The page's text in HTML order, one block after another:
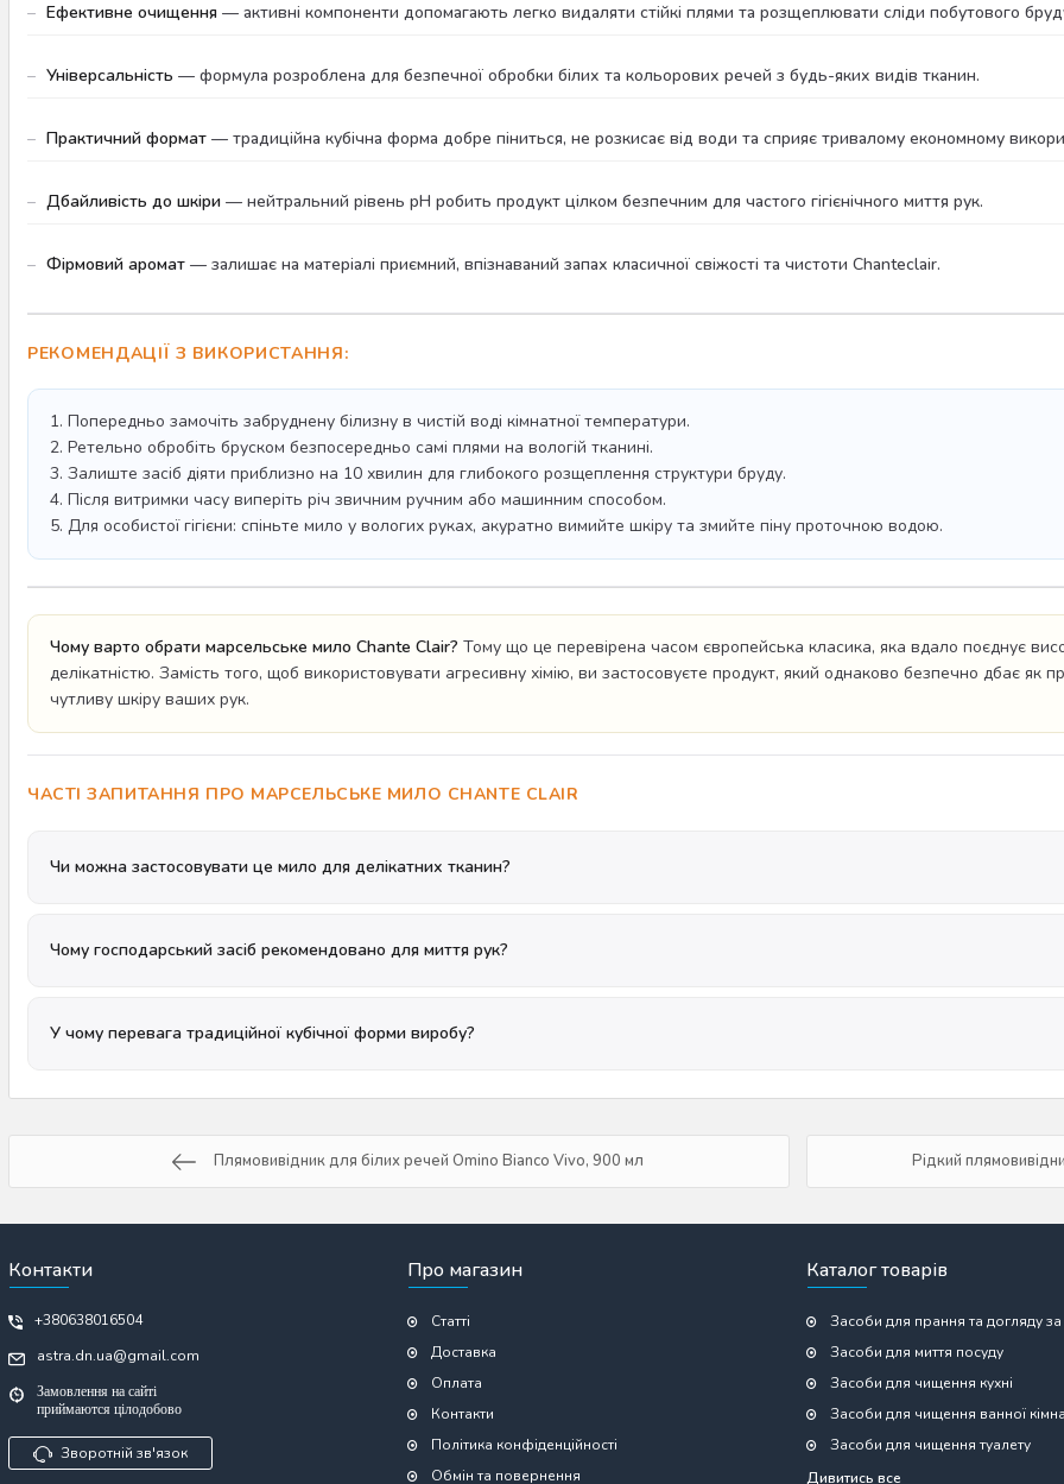
Ефективне очищення — активні компоненти допомагають легко видаляти стійкі плями та розщеплювати сліди побутового
Універсальність — формула розроблена для безпечної обробки білих та кольорових речей з будь-яких видів тканин.
Практичний формат — традиційна кубічна форма добре піниться, не розкисає від води та сприяє тривалому економному
Дбайливість до шкіри — нейтральний рівень pH робить продукт цілком безпечним для частого гігієнічного миття рук.
Фірмовий аромат — залишає на матеріалі приємний, впізнаваний запах класичної свіжості та чистоти Chanteclair.
РЕКОМЕНДАЦІЇ З ВИКОРИСТАННЯ:
1. Попередньо замочіть забруднену білизну в чистій воді кімнатної температури.
2. Ретельно обробіть бруском безпосередньо самі плями на вологій тканині.
3. Залиште засіб діяти приблизно на 10 хвилин для глибокого розщеплення структури бруду.
4. Після витримки часу виперіть річ звичним ручним або машинним способом.
5. Для особистої гігієни: спіньте мило у вологих руках, акуратно вимийте шкіру та змийте піну проточною водою.
Чому варто обрати марсельське мило Chante Clair? Тому що це перевірена часом європейська класика, яка вдало поєднує
делікатністю. Замість того, щоб використовувати агресивну хімію, ви застосовуєте продукт, який однаково безпечно дбає як
чутливу шкіру ваших рук.
ЧАСТІ ЗАПИТАННЯ ПРО МАРСЕЛЬСЬКЕ МИЛО CHANTE CLAIR
Чи можна застосовувати це мило для делікатних тканин?
Чому господарський засіб рекомендовано для миття рук?
У чому перевага традиційної кубічної форми виробу?
Плямовивідник для білих речей Omino Bianco Vivo, 900 мл Рідкий
Контакти
+380638016504
astra.dn.ua@gmail.com
Замовлення на сайті
приймаются цілодобово
Зворотній зв'язок
Про магазин
Статті
Доставка
Оплата
Контакти
Політика конфіденційності
Обмін та повернення
Каталог товарів
Засоби для прання та догляду
Засоби для миття посуду
Засоби для чищення кухні
Засоби для чищення ванної
Засоби для чищення туалету
Дивитись все